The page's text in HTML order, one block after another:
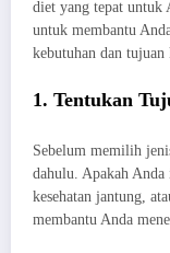
diet yang tepat untuk
untuk membantu
kebutuhan dan tujuan
1. Tentukan
Sebelum memilih
dahulu. Apakah
kesehatan jantung,
membantu Anda